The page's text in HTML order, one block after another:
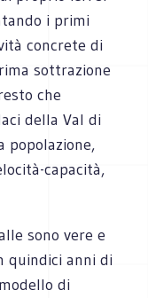
i primi
concrete di
sottrazione
che
della Val di
popolazione,
capacità,
sono vere e
quindici anni di
di